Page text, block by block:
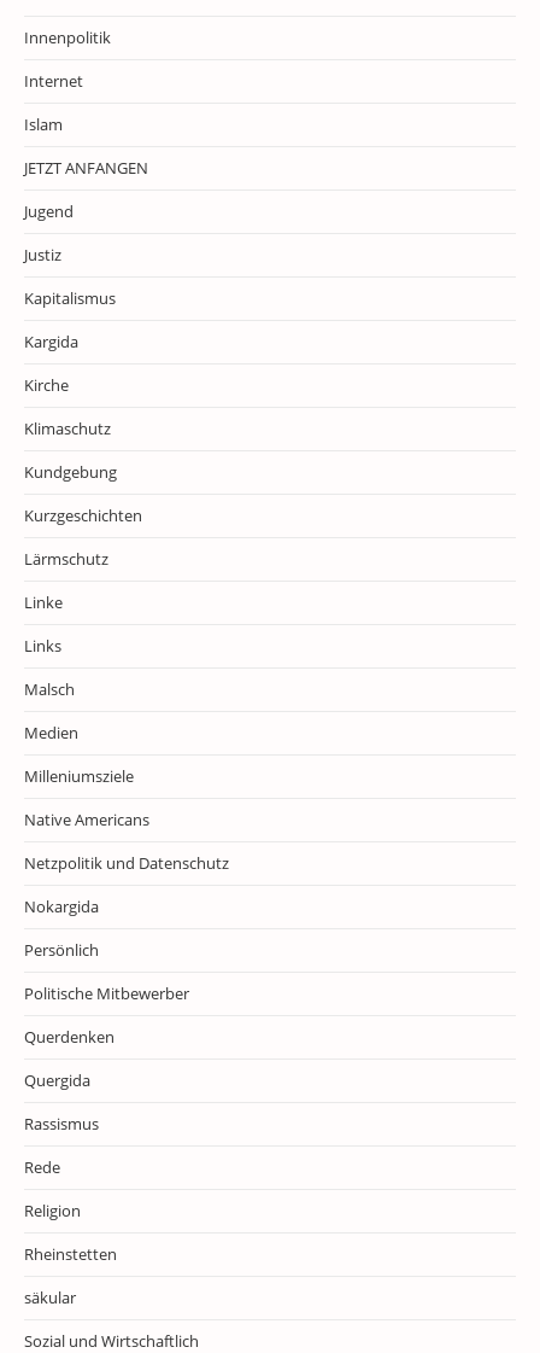
Innenpolitik
Internet
Islam
JETZT ANFANGEN
Jugend
Justiz
Kapitalismus
Kargida
Kirche
Klimaschutz
Kundgebung
Kurzgeschichten
Lärmschutz
Linke
Links
Malsch
Medien
Milleniumsziele
Native Americans
Netzpolitik und Datenschutz
Nokargida
Persönlich
Politische Mitbewerber
Querdenken
Quergida
Rassismus
Rede
Religion
Rheinstetten
säkular
Sozial und Wirtschaftlich